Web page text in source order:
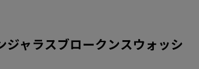
ャラスブロークンスウォッシ